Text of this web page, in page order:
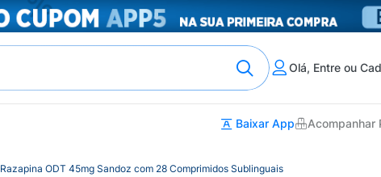
Olá, Entre ou
Baixar App Acompanhar
Razapina ODT 45mg Sandoz com 28 Comprimidos Sublinguais